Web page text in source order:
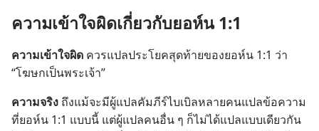
ความ​เข้าใจ​ผิด​เกี่ยว​กับ​ยอห์น 1:1
ความ​เข้าใจ​ผิด ควร​แปล​ประโยค​สุด​ท้าย​ของ​ยอห์น 1:1 ว่า
“โฆษก​เป็น​พระเจ้า”
ความ​จริง ถึง​แม้​จะ​มี​ผู้​แปล​คัมภีร์​ไบเบิล​หลาย​คน​แปล​ข้อ​ความ​
ที่​ยอห์น 1:1 แบบ​นี้ แต่​ผู้​แปล​คน​อื่น​ ๆ ​ก็​ไม่​ได้​แปล​แบบ​เดียว​กัน